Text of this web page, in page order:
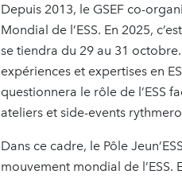
Depuis 2013, le GSEF co-
Mondial de l’ESS. En 2025,
se tiendra du 29 au 31
expériences et expertises en
questionnera le rôle de l’ESS
ateliers et side-events
Dans ce cadre, le Pôle
mouvement mondial de